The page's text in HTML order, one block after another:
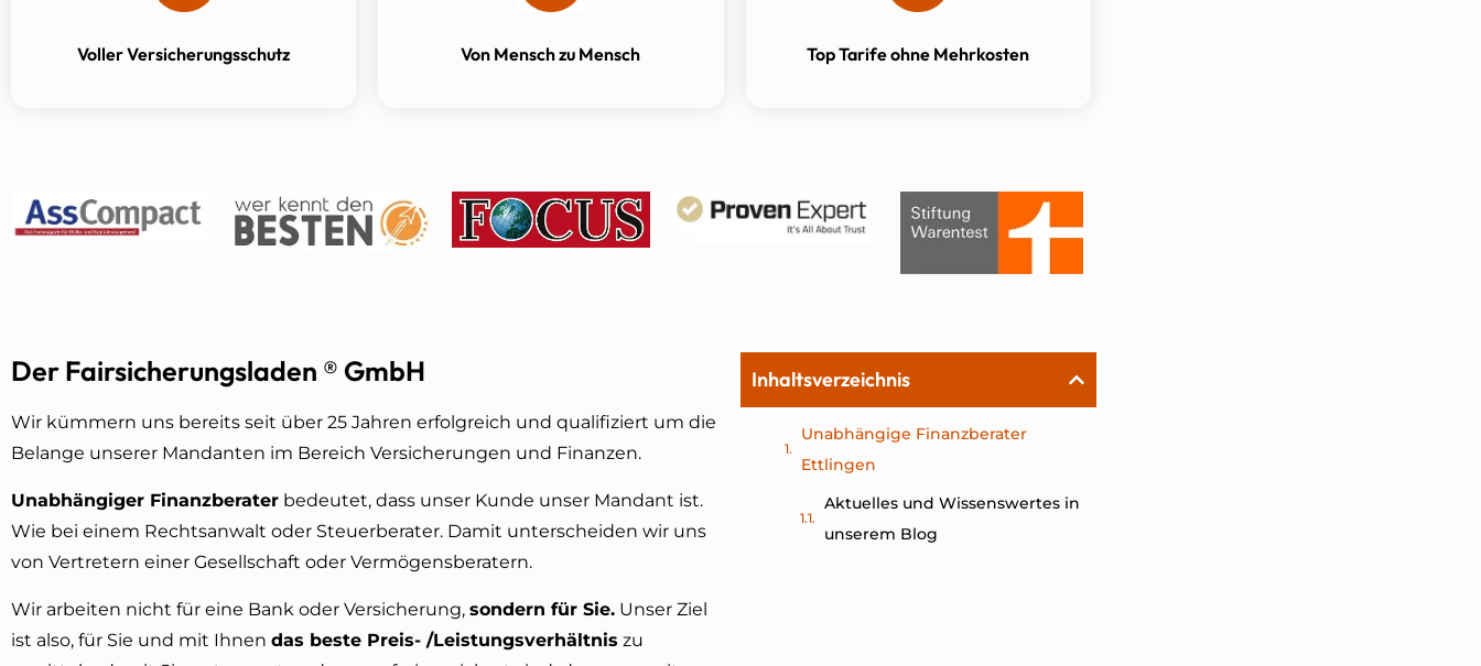
Voller Versicherungsschutz Von Mensch zu Mensch Top Tarife ohne Mehrkosten
Der Fairsicherungsladen ® GmbH
Wir kümmern uns bereits seit über 25 Jahren erfolgreich und qualifiziert um die
Belange unserer Mandanten im Bereich Versicherungen und Finanzen.
Unabhängiger Finanzberater bedeutet, dass unser Kunde unser Mandant ist.
Wie bei einem Rechtsanwalt oder Steuerberater. Damit unterscheiden wir uns
von Vertretern einer Gesellschaft oder Vermögensberatern.
Wir arbeiten nicht für eine Bank oder Versicherung, sondern für Sie. Unser Ziel
ist also, für Sie und mit Ihnen das beste Preis- /Leistungsverhältnis zu
Inhaltsverzeichnis
Unabhängige Finanzberater
Ettlingen
Aktuelles und Wissenswertes in
unserem Blog